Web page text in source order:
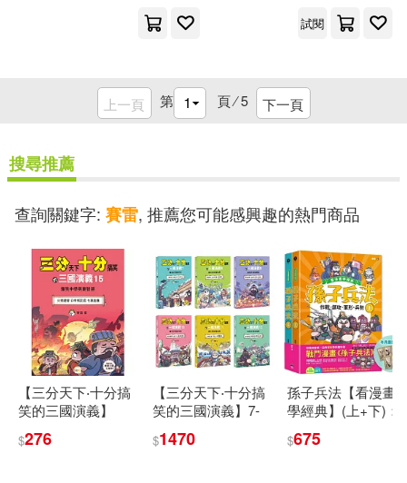
試閱
上一頁 第 頁 ⁄5 下一頁
搜尋推薦
查詢關鍵字: 賽雷, 推薦您可能感興趣的熱門商品
【三分天下‧十分搞
笑的三國演義】
城託孤/七擒孟獲──
$276
【三分天下‧十分搞
笑的三國演義】7-
英雄智慧﹝中高年
$1470
孫子兵法【看漫畫
學經典】(上+下)：
兵器圖鑑閃卡」
$675